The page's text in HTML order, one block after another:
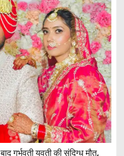
गर्भवती युवती की संदिग्ध मौत,